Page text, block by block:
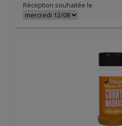
Réception souhaitée le